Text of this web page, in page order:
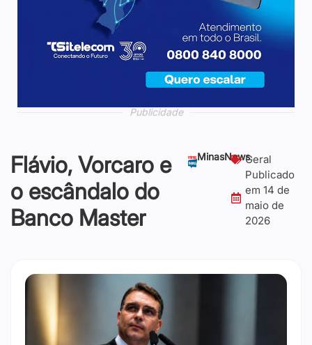
Publicidade
Publicidade
Publicidade
Publicidade
Publicidade
Publicidade
Publicidade
Publicidade
MinasNewsGeral
Publicado
em 14 de
maio de
2026
Flávio, Vorcaro e
o escândalo do
Banco Master